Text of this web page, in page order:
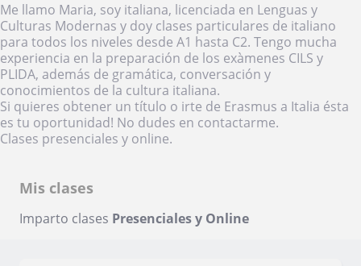
Me llamo Maria, soy italiana, licenciada en Lenguas y
Culturas Modernas y doy clases particulares de italiano
para todos los niveles desde A1 hasta C2. Tengo mucha
experiencia en la preparación de los exàmenes CILS y
PLIDA, además de gramática, conversación y
conocimientos de la cultura italiana.
Si quieres obtener un título o irte de Erasmus a Italia ésta
es tu oportunidad! No dudes en contactarme.
Clases presenciales y online.
Mis clases
Imparto clases Presenciales y Online